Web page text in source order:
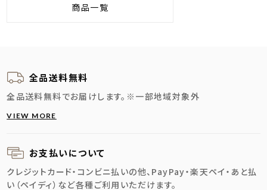
商品一覧
全品送料無料
全品送料無料でお届けします。 ※一部地域対象外
VIEW MORE
お支払いについて
クレジットカード・コンビニ払いの他、PayPay・楽天ペイ・あと払
い（ペイディ）など各種ご利用いただけます。